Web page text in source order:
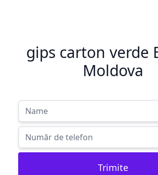
gips carton verde
Moldova
Trimite